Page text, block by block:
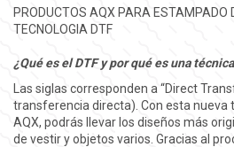
PRODUCTOS AQX PARA ESTAMPADO
TECNOLOGIA DTF
¿Qué es el DTF y por qué es una
Las siglas corresponden a “Direct
transferencia directa). Con esta nueva
AQX, podrás llevar los diseños más
de vestir y objetos varios. Gracias al